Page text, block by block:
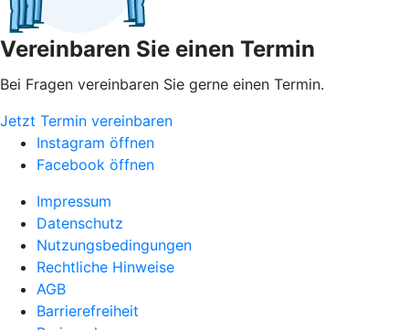
Vereinbaren Sie einen Termin
Bei Fragen vereinbaren Sie gerne einen Termin.
Jetzt Termin vereinbaren
Instagram öffnen
Facebook öffnen
Impressum
Datenschutz
Nutzungsbedingungen
Rechtliche Hinweise
AGB
Barrierefreiheit